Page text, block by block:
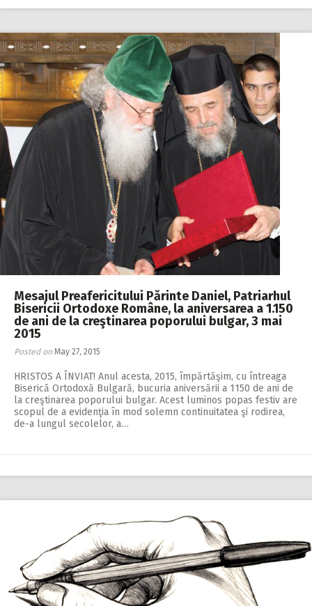
Mesajul Preafericitului Părinte Daniel, Patriarhul
Bisericii Ortodoxe Române, la aniversarea a 1.150
de ani de la creştinarea poporului bulgar, 3 mai
2015
Posted on May 27, 2015
HRISTOS A ÎNVIAT! Anul acesta, 2015, împărtăşim, cu întreaga
Biserică Ortodoxă Bulgară, bucuria aniversării a 1150 de ani de
la creştinarea poporului bulgar. Acest luminos popas festiv are
scopul de a evidenţia în mod solemn continuitatea şi rodirea,
de-a lungul secolelor, a…